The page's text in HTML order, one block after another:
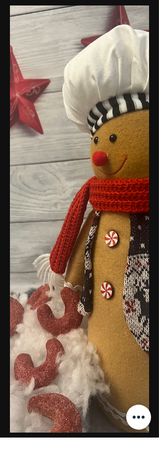
Feigenkrapfen
Die aus dem Mittelmeerraum stammende
Feige verleiht diesen Minikrapfen einen
süßen und zugleich leicht säuerlichen
Geschmack.